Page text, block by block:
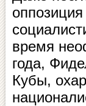
время
года,
Кубы,